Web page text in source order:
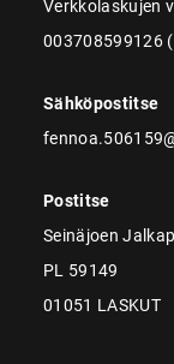
Verkkolaskujen
003708599126
Sähköpostitse
Postitse
Seinäjoen
PL 59149
01051 LASKUT